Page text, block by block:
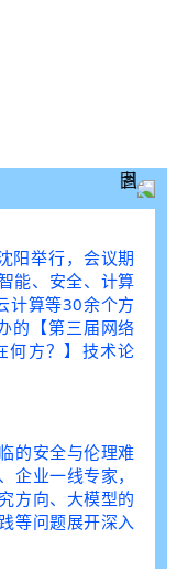
阳举行，会议期
能、安全、计算
计算等30余个方
的【第三届网络
方？】技术论
的安全与伦理难
企业一线专家，
方向、大模型的
等问题展开深入